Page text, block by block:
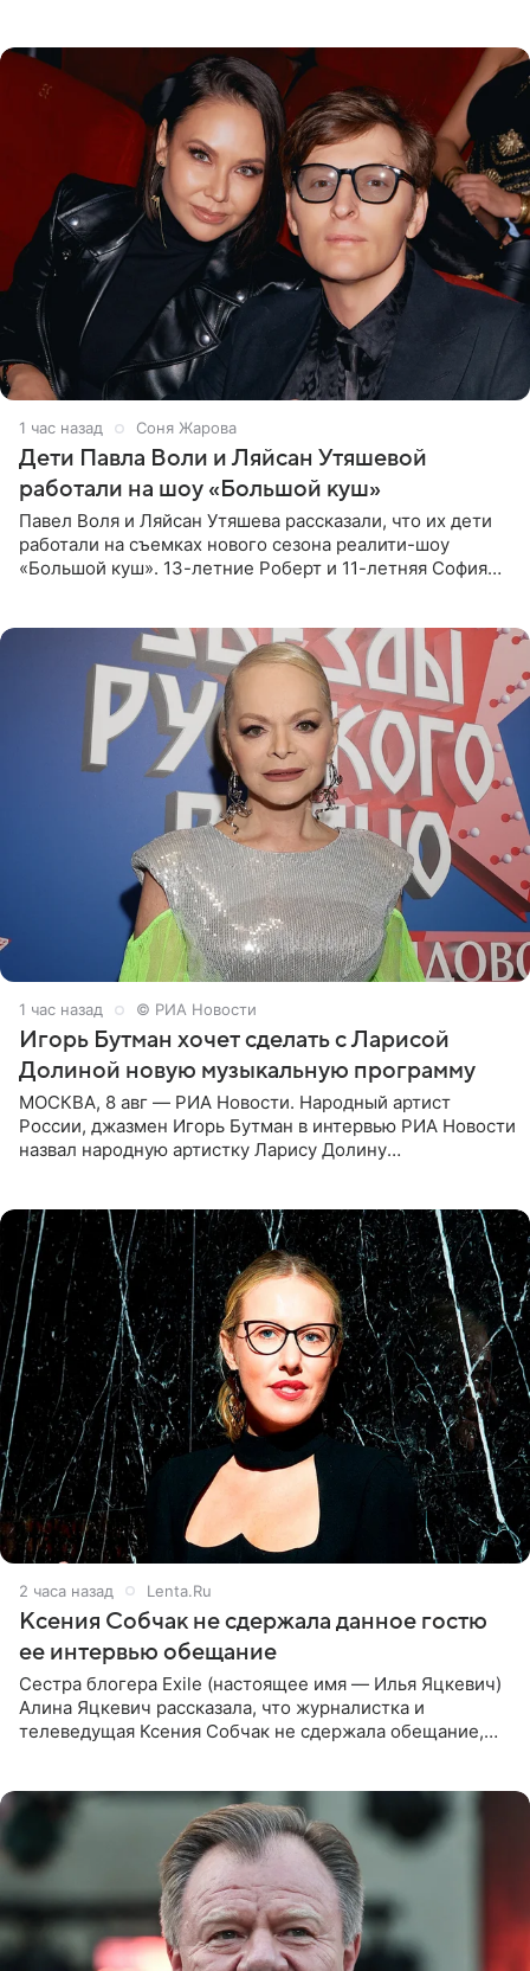
1 час назад Соня Жарова
Дети Павла Воли и Ляйсан Утяшевой
работали на шоу «Большой куш»
Павел Воля и Ляйсан Утяшева рассказали, что их дети
работали на съемках нового сезона реалити-шоу
«Большой куш». 13-летние Роберт и 11-летняя София
1 час назад © РИА Новости
Игорь Бутман хочет сделать с Ларисой
Долиной новую музыкальную программу
МОСКВА, 8 авг — РИА Новости. Народный артист
России, джазмен Игорь Бутман в интервью РИА Новости
назвал народную артистку Ларису Долину
2 часа назад Lenta.Ru
Ксения Собчак не сдержала данное гостю
ее интервью обещание
Сестра блогера Exile (настоящее имя — Илья Яцкевич)
Алина Яцкевич рассказала, что журналистка и
телеведущая Ксения Собчак не сдержала обещание,